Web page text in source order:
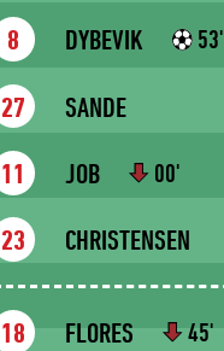
8 DYBEVIK 53'
27 SANDE
11 JOB 00'
23 CHRISTENSEN
18 FLORES 45'